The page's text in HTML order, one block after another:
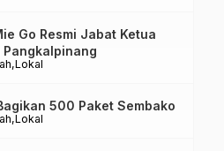
Lokal
Go Resmi Jabat Ketua
Pangkalpinang
Lokal
500 Paket Sembako